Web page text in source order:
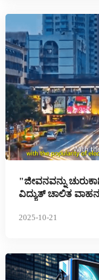
"ಜೀವನವನ್ನು
ವಿದ್ಯುತ್ ಚಾಲಿತ
2025-10-21